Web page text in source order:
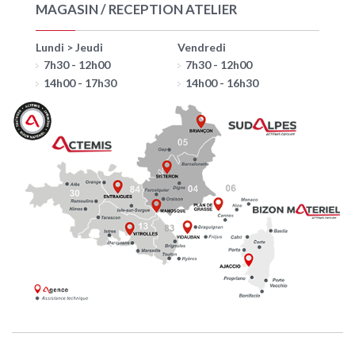
MAGASIN / RECEPTION ATELIER
Lundi > Jeudi
7h30 - 12h00
14h00 - 17h30
Vendredi
7h30 - 12h00
14h00 - 16h30